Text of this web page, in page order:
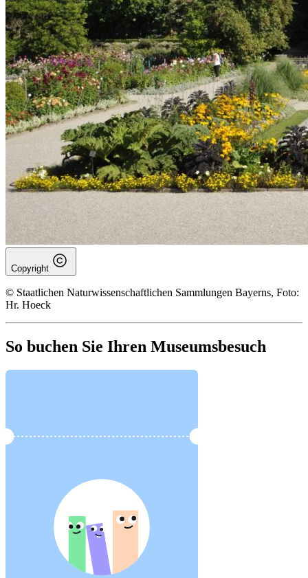
Copyright
© Staatlichen Naturwissenschaftlichen Sammlungen Bayerns, Foto:
Hr. Hoeck
So buchen Sie Ihren Museumsbesuch